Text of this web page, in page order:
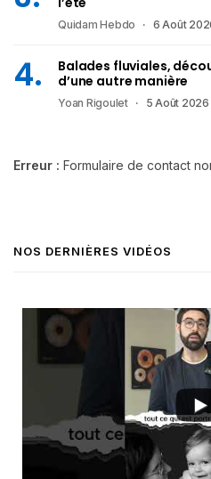
Quidam Hebdo 6 Août
Balades fluviales,
d’une autre manière
Yoan Rigoulet 5 Août 2026
Erreur : Formulaire de contact
NOS DERNIÈRES VIDÉOS